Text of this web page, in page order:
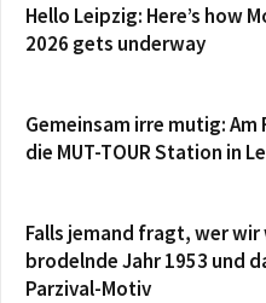
Hello Leipzig: Here’s how
2026 gets underway
Gemeinsam irre mutig:
die MUT-TOUR Station in
Falls jemand fragt, wer wir
brodelnde Jahr 1953 und
Parzival-Motiv